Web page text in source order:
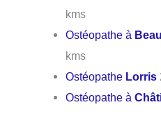
kms
Ostéopathe à
kms
Ostéopathe Lorris
Ostéopathe à